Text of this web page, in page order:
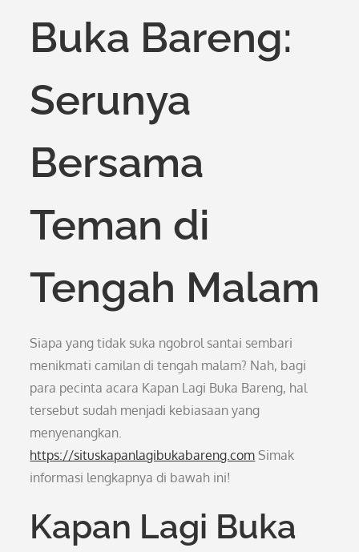
Buka Bareng:
Serunya
Bersama
Teman di
Tengah Malam
Siapa yang tidak suka ngobrol santai sembari
menikmati camilan di tengah malam? Nah, bagi
para pecinta acara Kapan Lagi Buka Bareng, hal
tersebut sudah menjadi kebiasaan yang
menyenangkan.
https://situskapanlagibukabareng.com Simak
informasi lengkapnya di bawah ini!
Kapan Lagi Buka